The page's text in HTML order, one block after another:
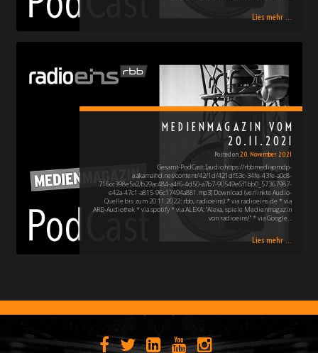
Lies mehr ...
MEDIENMAGAZIN VOM
20.11.2021
Posted on20. November 2021
Gesamt-PodCast: [audio:https://rbbmediapmdp-
a.akamaihd.net/content/42/1d/421df53c-34fe-43fe-a0c8-
716cc398e5a2/b29ac484-a4f6-4d50-a7b7-90549e6f1bb0_57367987-
e42a-47c1-a815-96c17494a881.mp3] Download (verlinkte Audio-
Quelle bis zum 20.11.2022: rbb, radioeins) * via radioeins.de * via
ARD-Audiothek * via spotify * via ALEXA: "Alexa, spiele Medienmagazin
von radioeins!" * via Google…
Lies mehr ...